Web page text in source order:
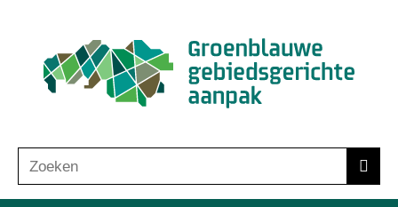
naar
de
inhoud
o
Zoeken